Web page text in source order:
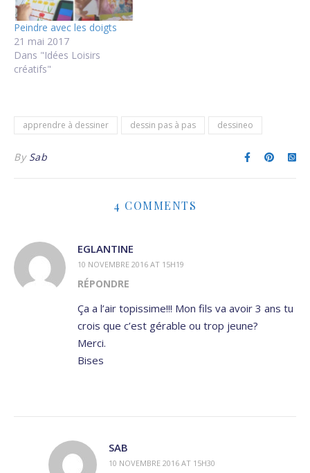
Peindre avec les doigts
21 mai 2017
Dans "Idées Loisirs
créatifs"
apprendre à dessiner dessin pas à pas dessineo
By Sab
4 COMMENTS
EGLANTINE
10 NOVEMBRE 2016 AT 15H19
RÉPONDRE
Ça a l’air topissime!!! Mon fils va avoir 3 ans tu
crois que c’est gérable ou trop jeune?
Merci.
Bises
SAB
10 NOVEMBRE 2016 AT 15H30